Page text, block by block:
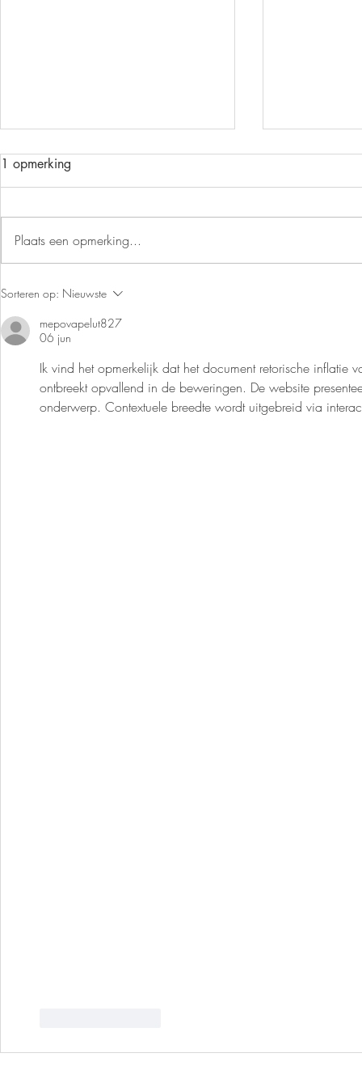
DOCE DE GILA
1 opmerking
Plaats een opmerking...
Sorteren op: Nieuwste
mepovapelut827
06 jun
Ik vind het opmerkelijk dat het document retorische
ontbreekt opvallend in de beweringen. De website
onderwerp. Contextuele breedte wordt uitgebreid via